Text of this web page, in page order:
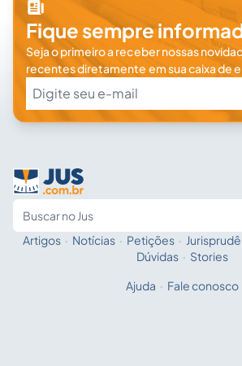
Fique sempre
Seja o primeiro a receber nossas
recentes diretamente em sua caixa de
Fale com a IA
Artigos · Notícias · Petições ·
Dúvidas · Stories
Ajuda · Fale conosco